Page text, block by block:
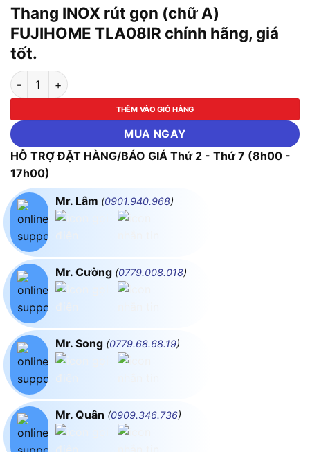
Thang INOX rút gọn (chữ A)
FUJIHOME TLA08IR chính hãng, giá
tốt.
Thang INOX rút gọn (chữ A) FUJIHOME TLA08IR số lượng
THÊM VÀO GIỎ HÀNG
MUA NGAY
HỖ TRỢ ĐẶT HÀNG/BÁO GIÁ Thứ 2 - Thứ 7 (8h00 -
17h00)
Mr. Lâm (0901.940.968)
Mr. Cường (0779.008.018)
Mr. Song (0779.68.68.19)
Mr. Quân (0909.346.736)